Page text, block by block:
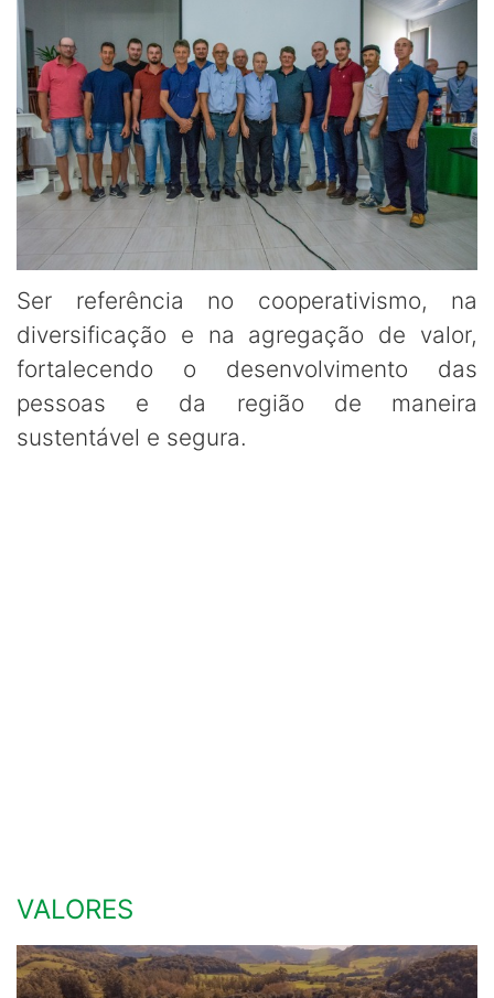
Ser referência no cooperativismo, na
diversificação e na agregação de valor,
fortalecendo o desenvolvimento das
pessoas e da região de maneira
sustentável e segura.
VALORES